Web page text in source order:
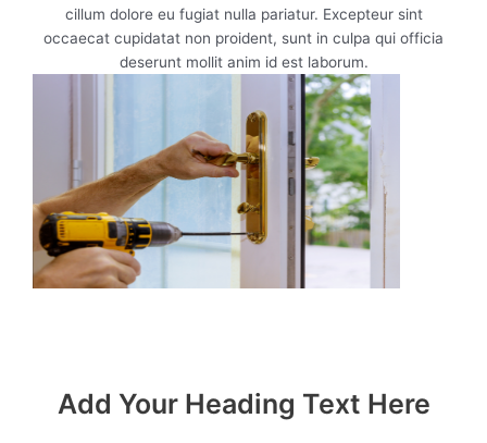
cillum dolore eu fugiat nulla pariatur. Excepteur sint
occaecat cupidatat non proident, sunt in culpa qui officia
deserunt mollit anim id est laborum.
Add Your Heading Text Here